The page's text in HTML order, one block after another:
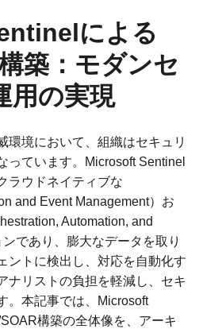
による
築：モダンセ
用の実現
環境において、組織はセキュリ
っています。Microsoft Sentinel
ラウドネイティブな
and Event Management）お
Automation, and
であり、膨大なデータを取り
ントに検出し、対応を自動化す
ナリストの負担を軽減し、セキ
。本記事では、Microsoft
構築の全体像を、アーキ